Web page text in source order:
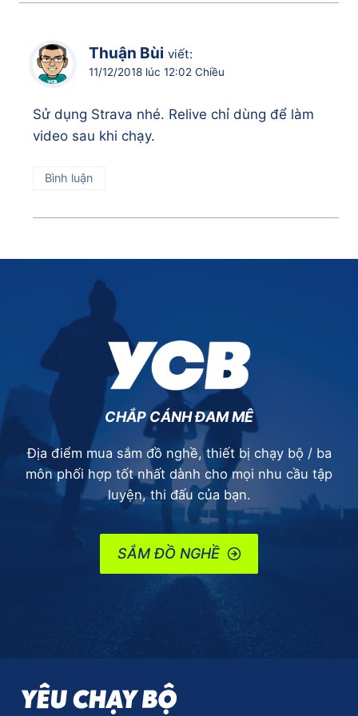
Thuận Bùi viết:
11/12/2018 lúc 12:02 Chiều
Sử dụng Strava nhé. Relive chỉ dùng để làm
video sau khi chạy.
Bình luận
CHẮP CÁNH ĐAM MÊ
Địa điểm mua sắm đồ nghề, thiết bị chạy bộ / ba
môn phối hợp tốt nhất dành cho mọi nhu cầu tập
luyện, thi đấu của bạn.
SẮM ĐỒ NGHỀ